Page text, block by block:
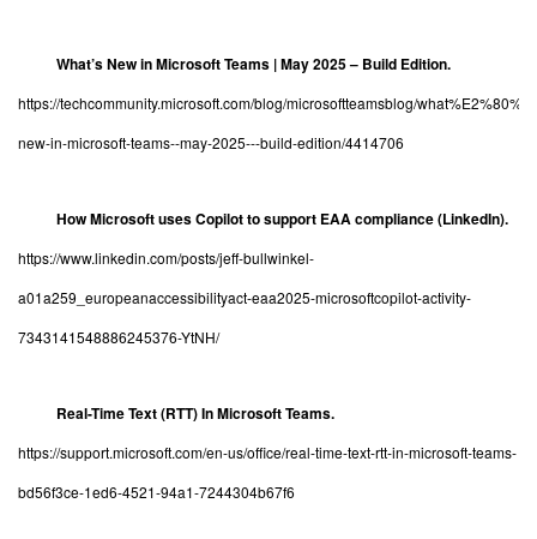
What’s New in Microsoft Teams | May 2025 – Build Edition.
https://techcommunity.microsoft.com/blog/microsoftteamsblog/
new-in-microsoft-teams--may-2025---build-edition/4414706
How Microsoft uses Copilot to support EAA compliance (LinkedIn).
https://www.linkedin.com/posts/jeff-bullwinkel-
a01a259_europeanaccessibilityact-eaa2025-microsoftcopilot-activity-
7343141548886245376-YtNH/
Real-Time Text (RTT) In Microsoft Teams.
https://support.microsoft.com/en-us/office/real-time-text-rtt-in-microsoft-teams-
bd56f3ce-1ed6-4521-94a1-7244304b67f6